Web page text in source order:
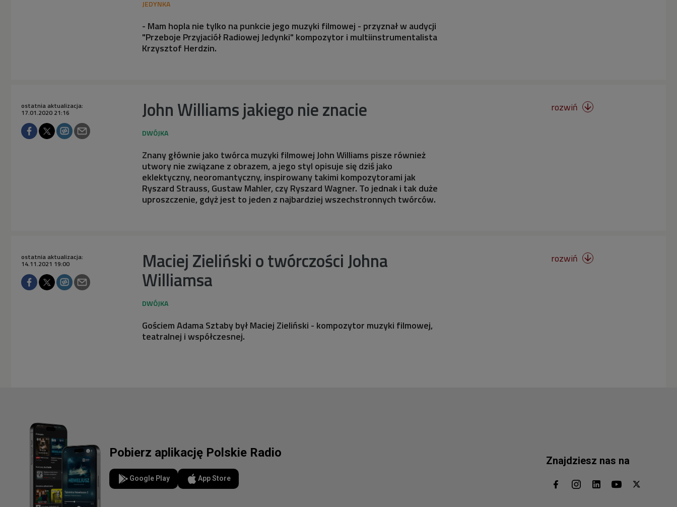
- Mam hopla nie tylko na punkcie jego muzyki filmowej - przyznał w audycji
"Przeboje Przyjaciół Radiowej Jedynki" kompozytor i multiinstrumentalista
Krzysztof Herdzin.
John Williams jakiego nie znacie
ostatnia aktualizacja:
17.01.2020 21:16
Znany głównie jako twórca muzyki filmowej John Williams pisze również
utwory nie związane z obrazem, a jego styl opisuje się dziś jako
eklektyczny, neoromantyczny, inspirowany takimi kompozytorami jak
Ryszard Strauss, Gustaw Mahler, czy Ryszard Wagner. To jednak i tak duże
uproszczenie, gdyż jest to jeden z najbardziej wszechstronnych twórców.
rozwiń 
Maciej Zieliński o twórczości Johna
Williamsa
ostatnia aktualizacja:
14.11.2021 19:00
Gościem Adama Sztaby był Maciej Zieliński - kompozytor muzyki filmowej,
teatralnej i współczesnej.
rozwiń 
Pobierz aplikację Polskie Radio
Google Play App Store
Znajdziesz nas na